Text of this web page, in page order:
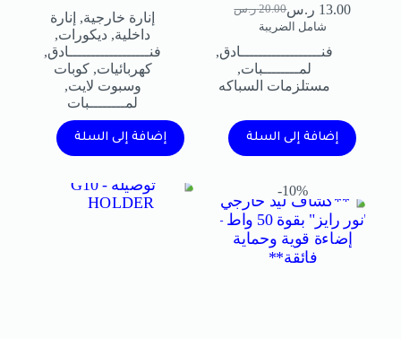
20.00 ر.س 13.00 ر.س
شامل الضريبة
فنــــــــــــــــــادق,
لمــــــــبات,
مستلزمات السباكه
إضافة إلى السلة
إنارة خارجية, إنارة
داخلية, ديكورات,
فنــــــــــــــــــادق,
كهربائيات,كوبات
وسبوت لايت,
لمــــــــبات
إضافة إلى السلة
10%-